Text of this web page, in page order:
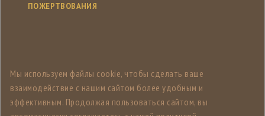
ПОЖЕРТВОВАНИЯ
Мы используем файлы cookie, чтобы сделать ваше
взаимодействие с нашим сайтом более удобным и
эффективным. Продолжая пользоваться сайтом, вы